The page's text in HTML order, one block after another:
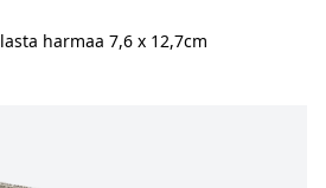
harmaa 7,6 x 12,7cm